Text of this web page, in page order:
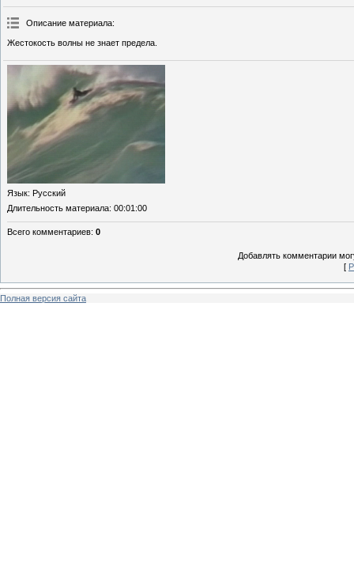
Описание материала:
Жестокость волны не знает предела.
Язык: Русский
Длительность материала: 00:01:00
Всего комментариев: 0
Добавлять комментарии
[
Полная версия сайта